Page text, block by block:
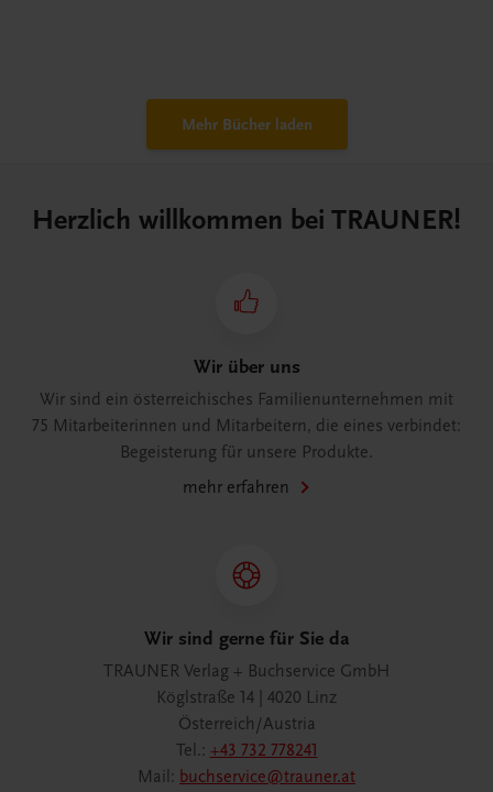
Mehr Bücher laden
Herzlich willkommen bei TRAUNER!
Wir über uns
Wir sind ein österreichisches Familienunternehmen mit
75 Mitarbeiterinnen und Mitarbeitern, die eines verbindet:
Begeisterung für unsere Produkte.
mehr erfahren
Wir sind gerne für Sie da
TRAUNER Verlag + Buchservice GmbH
Köglstraße 14 | 4020 Linz
Österreich/Austria
Tel.: +43 732 778241
Mail: buchservice@trauner.at